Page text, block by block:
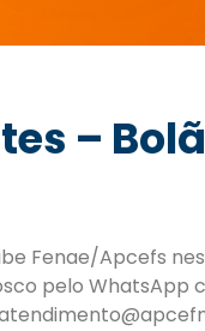
–
Fenae/Apcefs
pelo WhatsApp